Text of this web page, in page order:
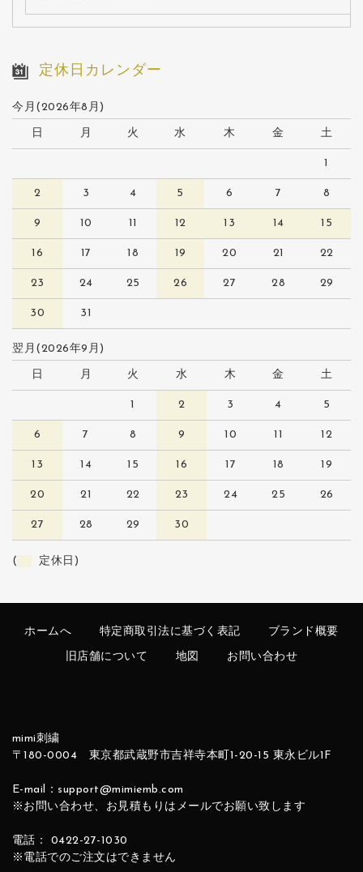
定休日カレンダー
今月(2026年8月)
日 月 火 水 木 金 土
1
2 3 4 5 6 7 8
9 10 11 12 13 14 15
16 17 18 19 20 21 22
23 24 25 26 27 28 29
30 31
翌月(2026年9月)
日 月 火 水 木 金 土
1 2 3 4 5
6 7 8 9 10 11 12
13 14 15 16 17 18 19
20 21 22 23 24 25 26
27 28 29 30
( 定休日)
ホームへ 特定商取引法に基づく表記 ブランド概要
旧店舗について 地図 お問い合わせ
mimi刺繍
〒180-0004 東京都武蔵野市吉祥寺本町1-20-15 東永ビル1F
E-mail：support@mimiemb.com
※お問い合わせ、お見積もりはメールでお願い致します
電話： 0422-27-1030
※電話でのご注文はできません